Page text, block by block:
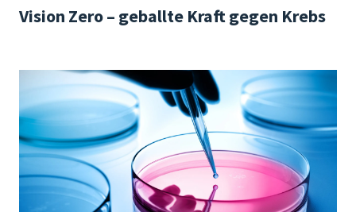
Vision Zero – geballte Kraft gegen Krebs